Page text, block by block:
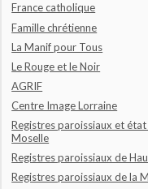
France catholique
Famille chrétienne
La Manif pour Tous
Le Rouge et le Noir
AGRIF
Centre Image Lorraine
Registres paroissiaux et
Moselle
Registres paroissiaux de
Registres paroissiaux de la